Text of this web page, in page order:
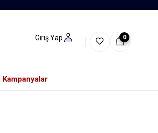
Giriş Yap 0
Kampanyalar